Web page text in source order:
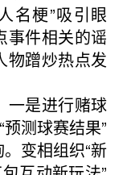
名梗”吸引眼
事件相关的谣
物蹭炒热点发
是进行赌球
测球赛结果”
变相组织“新